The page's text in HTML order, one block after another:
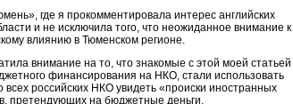
где я прокомментировала интерес английских
и не исключила того, что неожиданное внимание к
влиянию в Тюменском регионе.
внимание на то, что знакомые с этой моей статьей
финансирования на НКО, стали использовать
российских НКО увидеть «происки иностранных
претендующих на бюджетные деньги.